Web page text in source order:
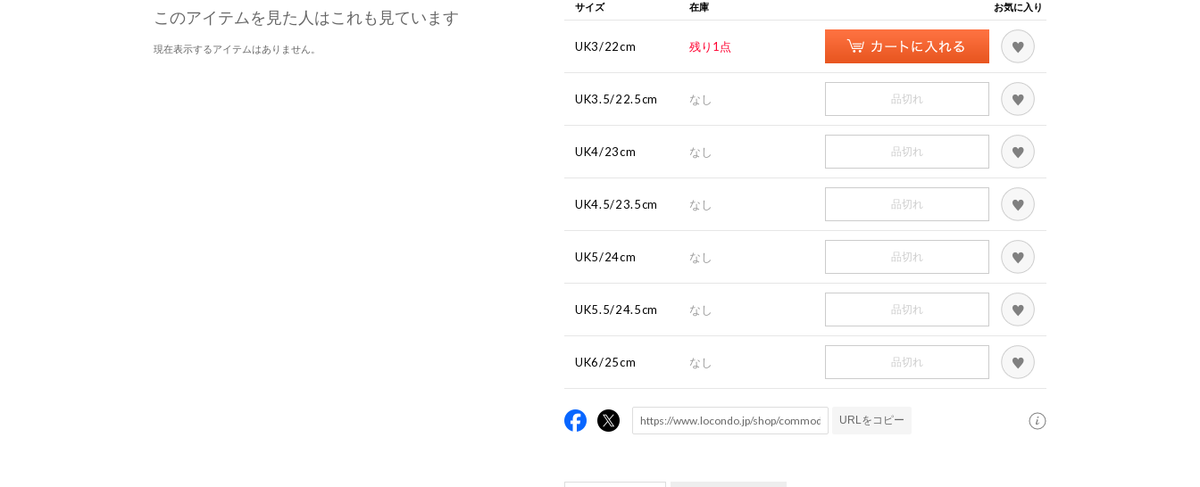
このアイテムを見た人はこれも見ています
現在表示するアイテムはありません。
サイズ 在庫 お気に入り
UK3/22cm 残り1点
UK3.5/22.5cm なし 品切れ
UK4/23cm なし 品切れ
UK4.5/23.5cm なし 品切れ
UK5/24cm なし 品切れ
UK5.5/24.5cm なし 品切れ
UK6/25cm なし 品切れ
URLをコピー